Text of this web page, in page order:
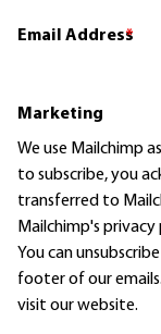
Email Address
*
Marketing
We use Mailchimp
to subscribe, you
transferred to
Mailchimp's privacy
You can
footer of our
visit our website.